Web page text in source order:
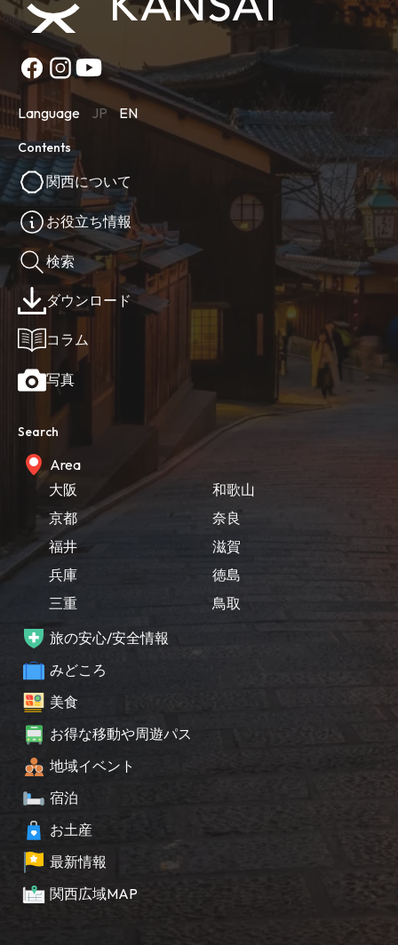
Language JP EN
Contents
関西について
お役立ち情報
検索
ダウンロード
コラム
写真
Search
Area
大阪
京都
福井
兵庫
三重
和歌山
奈良
滋賀
徳島
鳥取
旅の安心/安全情報
みどころ
美食
お得な移動や周遊パス
地域イベント
宿泊
お土産
最新情報
関西広域MAP